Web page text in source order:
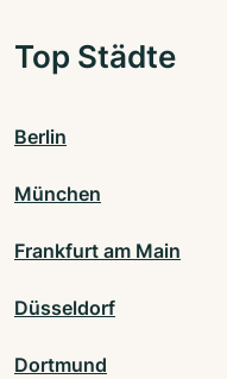
Top Städte
Berlin
München
Frankfurt am Main
Düsseldorf
Dortmund